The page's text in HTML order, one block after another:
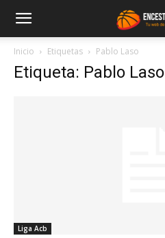
Inicio Etiquetas Pablo Laso
Etiqueta: Pablo Laso
Liga Acb